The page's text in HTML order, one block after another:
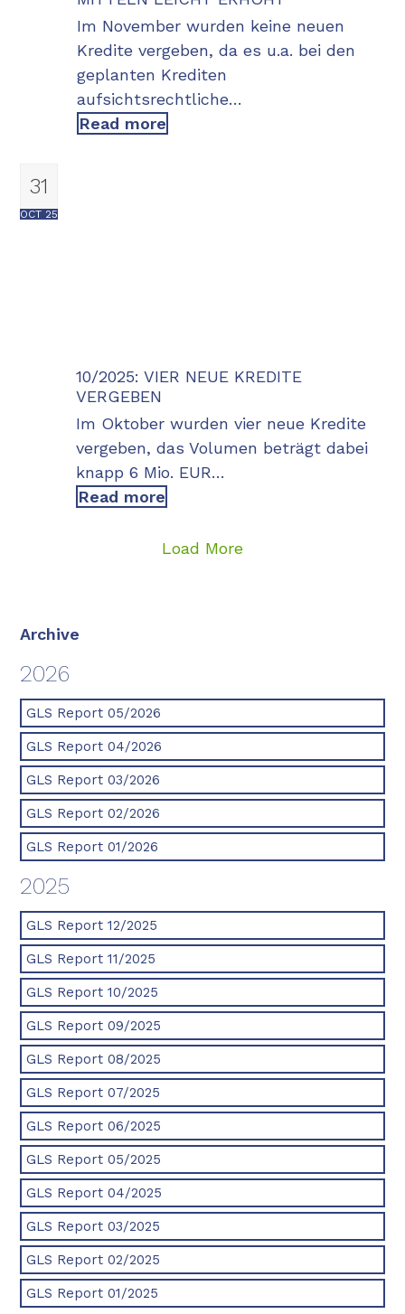
Im November wurden keine neuen
Kredite vergeben, da es u.a. bei den
geplanten Krediten
aufsichtsrechtliche…
Read more
31
OCT 25
10/2025: VIER NEUE KREDITE
VERGEBEN
Im Oktober wurden vier neue Kredite
vergeben, das Volumen beträgt dabei
knapp 6 Mio. EUR…
Read more
Load More
Archive
2026
GLS Report 05/2026
GLS Report 04/2026
GLS Report 03/2026
GLS Report 02/2026
GLS Report 01/2026
2025
GLS Report 12/2025
GLS Report 11/2025
GLS Report 10/2025
GLS Report 09/2025
GLS Report 08/2025
GLS Report 07/2025
GLS Report 06/2025
GLS Report 05/2025
GLS Report 04/2025
GLS Report 03/2025
GLS Report 02/2025
GLS Report 01/2025